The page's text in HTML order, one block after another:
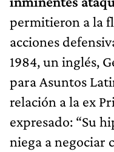
permitieron a la
acciones
1984, un inglés,
para Asuntos
relación a la ex
expresado: “Su
niega a negociar